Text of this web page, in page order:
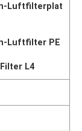
Luftfilterplat
Luftfilter PE
L4